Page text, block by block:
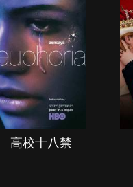
高校十八禁